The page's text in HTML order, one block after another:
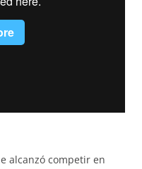
alcanzó competir en